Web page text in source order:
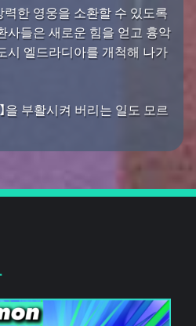
한 영웅을 소환할 수 있도록
사들은 새로운 힘을 얻고 흉악
시 엘드라디아를 개척해 나가
을 부활시켜 버리는 일도 모르